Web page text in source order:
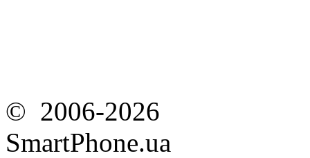
© 2006-2026
SmartPhone.ua